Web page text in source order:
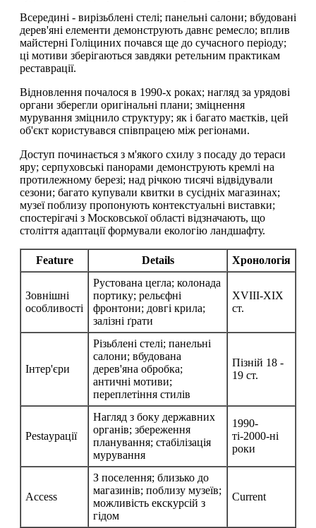
Всередині - вирізьблені стелі; панельні салони; вбудовані
дерев'яні елементи демонструють давнє ремесло; вплив
майстерні Голіциних почався ще до сучасного періоду;
ці мотиви зберігаються завдяки ретельним практикам
реставрації.
Відновлення почалося в 1990-х роках; нагляд за урядові
органи зберегли оригінальні плани; зміцнення
мурування зміцнило структуру; як і багато маєтків, цей
об'єкт користувався співпрацею між регіонами.
Доступ починається з м'якого схилу з посаду до тераси
яру; серпуховські панорами демонструють кремлі на
протилежному березі; над річкою тисячі відвідували
сезони; багато купували квитки в сусідніх магазинах;
музеї поблизу пропонують контекстуальні виставки;
спостерігачі з Московської області відзначають, що
століття адаптації формували екологію ландшафту.
Feature Details Хронологія
Зовнішні
особливості
Рустована цегла; колонада
портику; рельєфні
фронтони; довгі крила;
залізні ґрати
XVIII-XIX
ст.
Інтер'єри
Різьблені стелі; панельні
салони; вбудована
дерев'яна обробка;
античні мотиви;
переплетіння стилів
Пізній 18 -
19 ст.
Рestaурації
Нагляд з боку державних
органів; збереження
планування; стабілізація
мурування
1990-
ті-2000-ні
роки
Access
З поселення; близько до
магазинів; поблизу музеїв;
можливість екскурсій з
гідом
Current